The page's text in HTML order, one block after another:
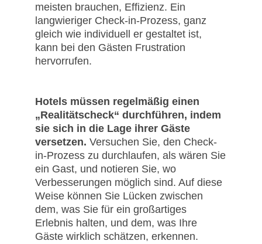
meisten brauchen, Effizienz. Ein
langwieriger Check-in-Prozess, ganz
gleich wie individuell er gestaltet ist,
kann bei den Gästen Frustration
hervorrufen.
Hotels müssen regelmäßig einen
„Realitätscheck“ durchführen, indem
sie sich in die Lage ihrer Gäste
versetzen. Versuchen Sie, den Check-
in-Prozess zu durchlaufen, als wären Sie
ein Gast, und notieren Sie, wo
Verbesserungen möglich sind. Auf diese
Weise können Sie Lücken zwischen
dem, was Sie für ein großartiges
Erlebnis halten, und dem, was Ihre
Gäste wirklich schätzen, erkennen.